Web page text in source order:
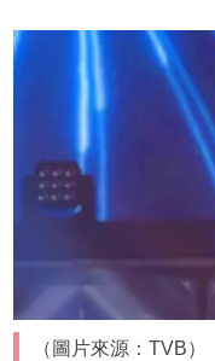
（圖片來源：TVB）